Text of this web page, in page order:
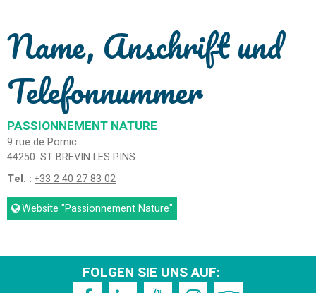
Name, Anschrift und
Telefonnummer
PASSIONNEMENT NATURE
9 rue de Pornic
44250 ST BREVIN LES PINS
Tel. : +33 2 40 27 83 02
Website "Passionnement Nature"
FOLGEN SIE UNS AUF: